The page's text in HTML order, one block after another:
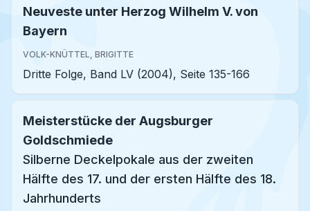
Neuveste unter Herzog Wilhelm V. von
Bayern
VOLK-KNÜTTEL, BRIGITTE
Dritte Folge, Band LV (2004), Seite 135-166
Meisterstücke der Augsburger
Goldschmiede
Silberne Deckelpokale aus der zweiten
Hälfte des 17. und der ersten Hälfte des 18.
Jahrhunderts